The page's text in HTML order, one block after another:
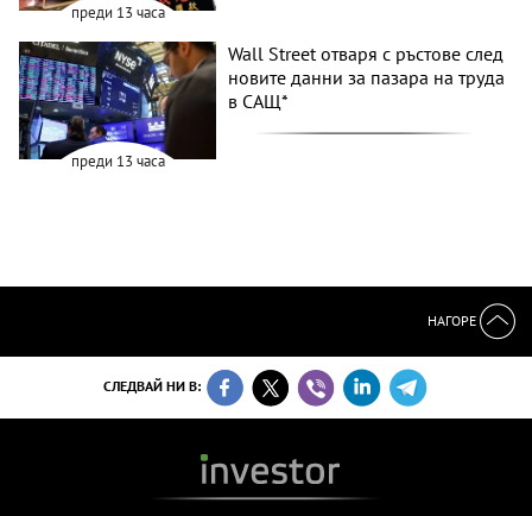
преди 13 часа
преди 13 часа
Wall Street отваря с ръстове след
новите данни за пазара на труда
в САЩ*
НАГОРЕ
СЛЕДВАЙ НИ В: